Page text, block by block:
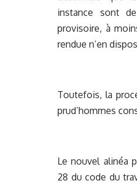
instance sont
provisoire, à
rendue n’en
Toutefois, la
prud’hommes
Le nouvel alinéa
28 du code du